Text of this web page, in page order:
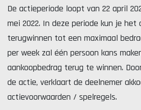
De actieperiode loopt van 22 april
mei 2022. In deze periode kun je het
terugwinnen tot een maximaal
per week zal één persoon kans
aankoopbedrag terug te winnen.
de actie, verklaart de deelnemer
actievoorwaarden / spelregels.